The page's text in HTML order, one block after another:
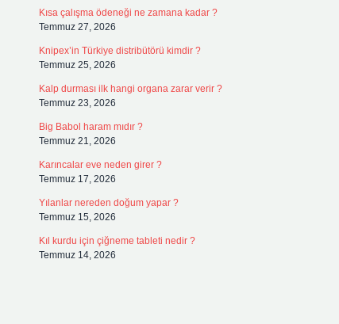
Kısa çalışma ödeneği ne zamana kadar ?
Temmuz 27, 2026
Knipex’in Türkiye distribütörü kimdir ?
Temmuz 25, 2026
Kalp durması ilk hangi organa zarar verir ?
Temmuz 23, 2026
Big Babol haram mıdır ?
Temmuz 21, 2026
Karıncalar eve neden girer ?
Temmuz 17, 2026
Yılanlar nereden doğum yapar ?
Temmuz 15, 2026
Kıl kurdu için çiğneme tableti nedir ?
Temmuz 14, 2026